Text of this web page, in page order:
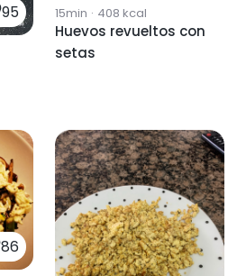
95 15min · 408 kcal
Huevos revueltos con
setas
86